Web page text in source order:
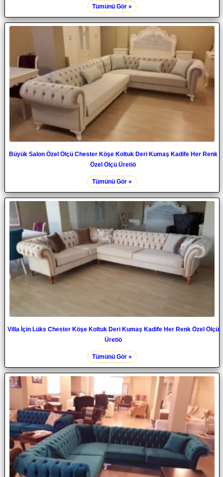
Tümünü Gör »
Büyük Salon Özel Ölçü Chester Köşe Koltuk Deri Kumaş Kadife Her Renk
Özel Ölçü Üretiö
Tümünü Gör »
Villa İçin Lüks Chester Köşe Koltuk Deri Kumaş Kadife Her Renk Özel Ölçü
Üretiö
Tümünü Gör »